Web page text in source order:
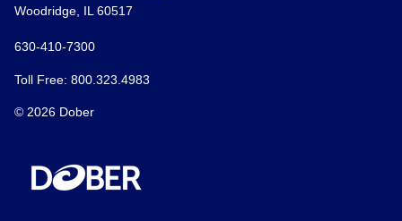
Woodridge, IL 60517
630-410-7300
Toll Free: 800.323.4983
© 2026 Dober